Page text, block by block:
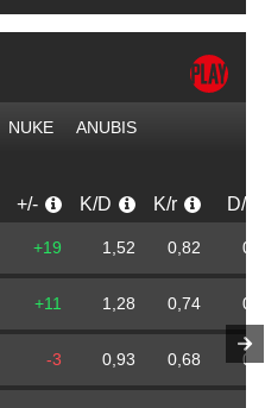
NUKE ANUBIS
+/- K/D K/r D/r
+19 1,52 0,82
+11 1,28 0,74
-3 0,93 0,68